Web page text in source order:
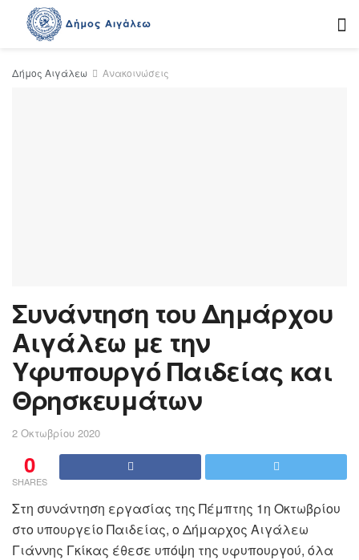
Δήμος Αιγάλεω Ανακοινώσεις
Συνάντηση του Δημάρχου
Αιγάλεω με την
Υφυπουργό Παιδείας και
Θρησκευμάτων
2 Οκτωβρίου 2020
0
SHARES
Στη συνάντηση εργασίας της Πέμπτης 1η Οκτωβρίου
στο υπουργείο Παιδείας, ο Δήμαρχος Αιγάλεω
Γιάννης Γκίκας έθεσε υπόψη της υφυπουργού, όλα